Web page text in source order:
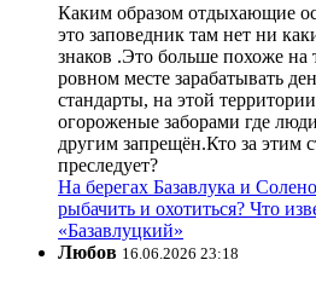
Каким образом отдыхающие
это заповедник там нет ни
знаков .Это больше похоже на
ровном месте зарабатывать
стандарты, на этой
огороженые заборами где
другим запрещён.Кто за этим
преследует?
На берегах Базавлука и
рыбачить и охотиться? Что
«Базавлуцкий»
Любов 16.06.2026 23:18